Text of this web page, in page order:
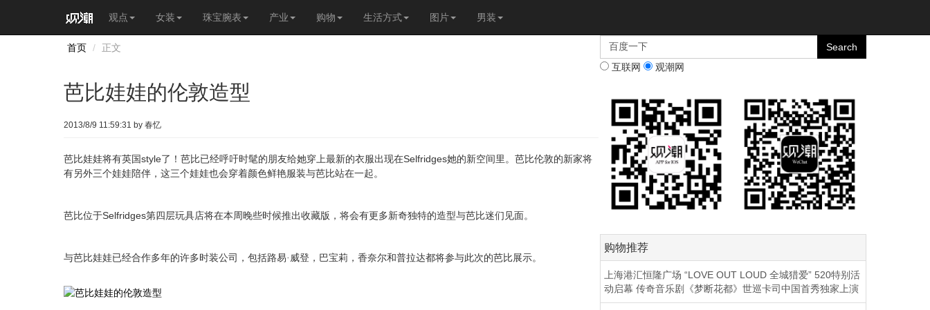
观点 女装 珠宝腕表 产业 购物 生活方式 图片 男装
首页 正文
芭比娃娃的伦敦造型
2013/8/9 11:59:31 by 春忆
芭比娃娃将有英国 style了！芭比已经呼吁时髦的朋友给她穿上最新的衣服出现在Selfridges她的新空间里。芭比伦敦的新家将
有另外三个娃娃陪伴，这三个娃娃也会穿着颜色鲜艳服装与芭比站在一起。
芭比位于Selfridges第四层玩具店将在本周晚些时候推出收藏版，将会有更多新奇独特的造型与芭比迷们见面。
与芭比娃娃已经合作多年的许多时装公司，包括路易·威登，巴宝莉，香奈尔和普拉达都将参与此次的芭比展示。
互联网 观潮网
购物推荐
上海港汇恒隆广场 “LOVE OUT LOUD 全城猎爱” 520特别活
动启幕 传奇音乐剧《梦断花都》世巡卡司中国首秀独家上演